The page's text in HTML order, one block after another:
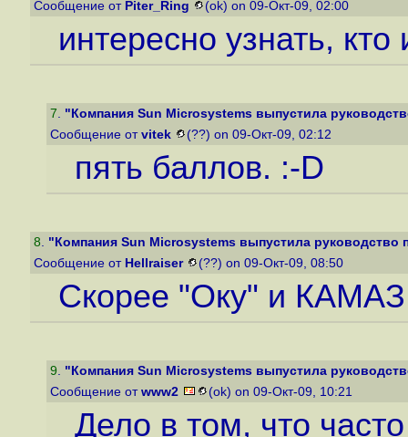
Сообщение от Piter_Ring (ok) on 09-Окт-09, 02:00
интересно узнать,
7. "Компания Sun Microsystems выпустила
Сообщение от vitek (??) on 09-Окт-09, 02:12
пять баллов. :-D
8. "Компания Sun Microsystems выпустила руководство
Сообщение от Hellraiser (??) on 09-Окт-09, 08:50
Скорее "Оку" и
9. "Компания Sun Microsystems выпустила
Сообщение от www2 (ok) on 09-Окт-09, 10:21
Дело в том, что